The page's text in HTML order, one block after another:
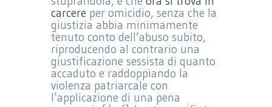
carcere per omicidio, senza che la
giustizia abbia minimamente
tenuto conto dell’abuso subito,
riproducendo al contrario una
giustificazione sessista di quanto
accaduto e raddoppiando la
violenza patriarcale con
l’applicazione di una pena